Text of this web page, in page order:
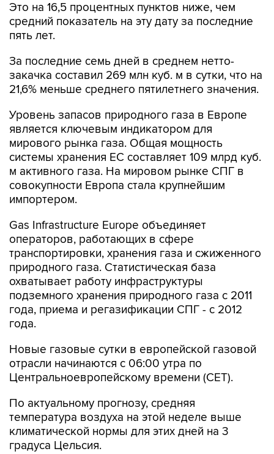
Это на 16,5 процентных пунктов ниже, чем
средний показатель на эту дату за последние
пять лет.
За последние семь дней в среднем нетто-
закачка составил 269 млн куб. м в сутки, что на
21,6% меньше среднего пятилетнего значения.
Уровень запасов природного газа в Европе
является ключевым индикатором для
мирового рынка газа. Общая мощность
системы хранения ЕС составляет 109 млрд куб.
м активного газа. На мировом рынке СПГ в
совокупности Европа стала крупнейшим
импортером.
Gas Infrastructure Europe объединяет
операторов, работающих в сфере
транспортировки, хранения газа и сжиженного
природного газа. Статистическая база
охватывает работу инфраструктуры
подземного хранения природного газа с 2011
года, приема и регазификации СПГ - с 2012
года.
Новые газовые сутки в европейской газовой
отрасли начинаются c 06:00 утра по
Центральноевропейскому времени (CET).
По актуальному прогнозу, средняя
температура воздуха на этой неделе выше
климатической нормы для этих дней на 3
градуса Цельсия.